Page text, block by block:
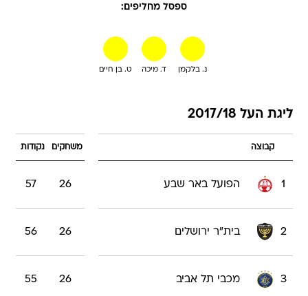
ספסל מחליפים:
ט. בן חיים ד. מיכה נ. בלקמן
ליגת העל 2017/18
קבוצה משחקים נקודות
1 הפועל באר שבע 26
57
2 בית"ר ירושלים 26
56
3 מכבי תל אביב 26
55